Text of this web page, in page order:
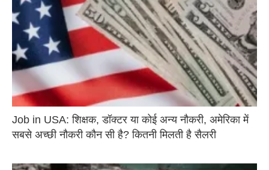
Job in USA: शिक्षक, डॉक्टर या कोई अन्य नौकरी, अमेरिका में
सबसे अच्छी नौकरी कौन सी है? कितनी मिलती है सैलरी